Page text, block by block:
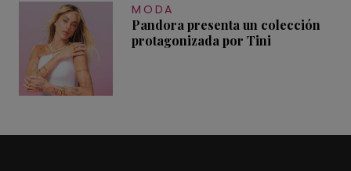
MODA
Pandora presenta un colección
protagonizada por Tini